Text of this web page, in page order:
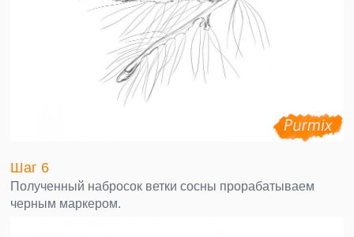
Шаг 6
Полученный набросок ветки сосны прорабатываем
черным маркером.